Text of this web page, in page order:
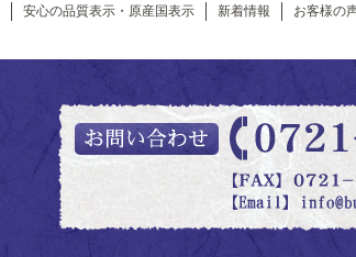
安心の品質表示・原産国表示 新着情報 お客様の